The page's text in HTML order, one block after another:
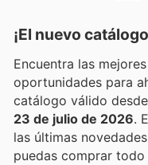
¡El nuevo
Encuentra las
catálogo válido
23 de julio de 2026 .
las últimas
puedas comprar